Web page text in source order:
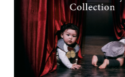
裏生地：ナイロン100%
メッシュ：ポリエステル100%
ハーネス：ポリエステル100%
※洗濯機不可、手洗いのみ。
※ドライクリーニング不可。